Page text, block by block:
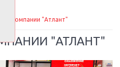
компании "Атлант"
"АТЛАНТ"